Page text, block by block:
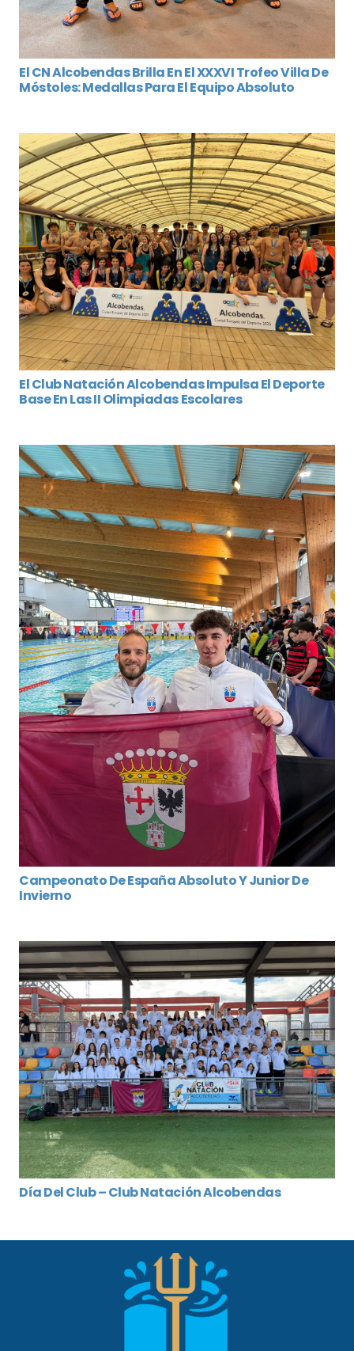
El CN Alcobendas Brilla En El XXXVI Trofeo Villa De
Móstoles: Medallas Para El Equipo Absoluto
El Club Natación Alcobendas Impulsa El Deporte
Base En Las II Olimpiadas Escolares
Campeonato De España Absoluto Y Junior De
Invierno
Día Del Club – Club Natación Alcobendas